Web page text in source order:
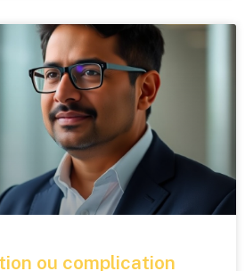
ou complication